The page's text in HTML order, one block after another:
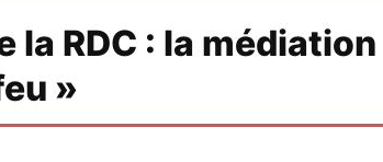
la RDC : la
»